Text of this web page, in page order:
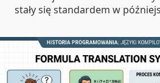
stały się standardem w